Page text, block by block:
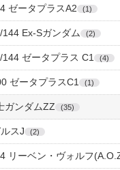
ゼータプラスA2 1
144 Ex-Sガンダム 2
144 ゼータプラス C1 4
ゼータプラスC1 1
ガンダムZZ 35
スJ 2
リーベン・ヴォルフ